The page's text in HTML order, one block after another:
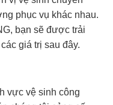
phục vụ khác nhau.
bạn sẽ được trải
giá trị sau đây.
vực vệ sinh công